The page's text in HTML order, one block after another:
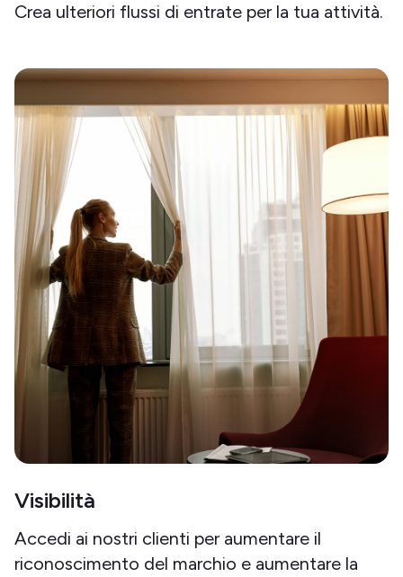
Crea ulteriori flussi di entrate per la tua attività.
Visibilità
Accedi ai nostri clienti per aumentare il
riconoscimento del marchio e aumentare la